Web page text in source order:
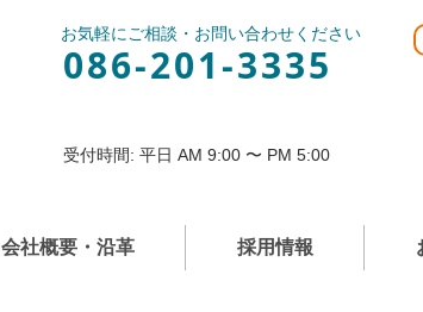
086-201-3335
お気軽にご相談・お問い合わせください
受付時間: 平日 AM 9:00 〜 PM 5:00
会社概要・沿革 採用情報